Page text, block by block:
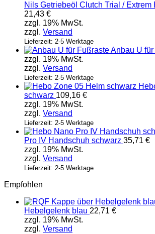
Nils Getriebeöl Clutch Trial / Extrem
21,43 €
zzgl. 19% MwSt.
zzgl. Versand
Lieferzeit: 2-5 Werktage
Anbau U
zzgl. 19% MwSt.
zzgl. Versand
Lieferzeit: 2-5 Werktage
schwarz 109,16 €
zzgl. 19% MwSt.
zzgl. Versand
Lieferzeit: 2-5 Werktage
Pro IV Handschuh schwarz 35,71 €
zzgl. 19% MwSt.
zzgl. Versand
Lieferzeit: 2-5 Werktage
Empfohlen
Hebelgelenk blau 22,71 €
zzgl. 19% MwSt.
zzgl. Versand